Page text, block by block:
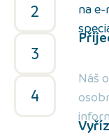
2
3
4
na
Náš